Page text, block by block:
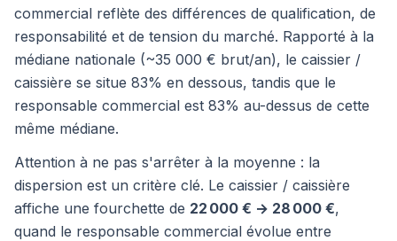
commercial reflète des différences de qualification, de
responsabilité et de tension du marché. Rapporté à la
médiane nationale (~35 000 € brut/an), le caissier /
caissière se situe 83% en dessous, tandis que le
responsable commercial est 83% au-dessus de cette
même médiane.
Attention à ne pas s'arrêter à la moyenne : la
dispersion est un critère clé. Le caissier / caissière
affiche une fourchette de 22 000 € → 28 000 €,
quand le responsable commercial évolue entre